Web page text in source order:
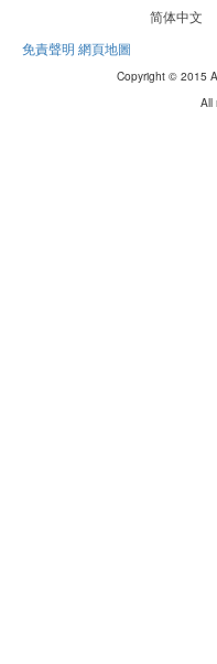
简体中文
免責聲明 網頁地圖
Copyright © 2015
All